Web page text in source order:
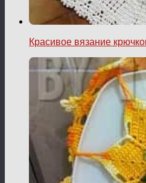
Красивое вязание